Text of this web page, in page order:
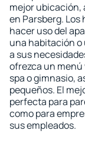
mejor ubicación,
en Parsberg.
hacer uso del
una habitación
a sus
ofrezca un menú
spa o gimnasio,
pequeños. El
perfecta para
como para
sus empleados.